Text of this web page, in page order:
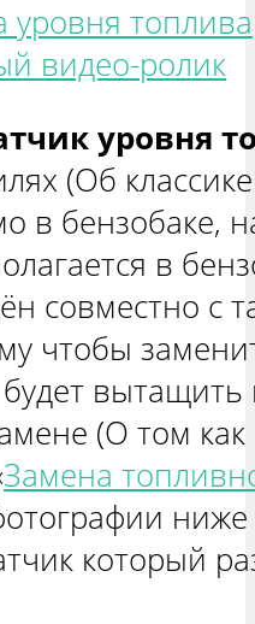
уровня топлива
видео-ролик
уровня
(Об
в бензобаке,
в
совместно с
чтобы
вытащить
(О том
Замена
который